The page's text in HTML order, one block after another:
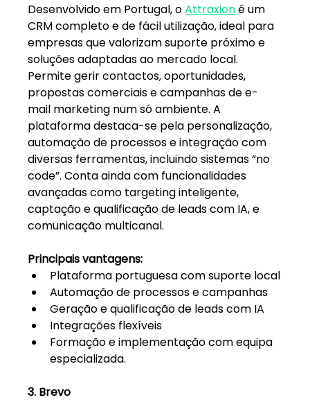
Desenvolvido em Portugal, o Attraxion é um
CRM completo e de fácil utilização, ideal para
empresas que valorizam suporte próximo e
soluções adaptadas ao mercado local.
Permite gerir contactos, oportunidades,
propostas comerciais e campanhas de e-
mail marketing num só ambiente. A
plataforma destaca-se pela personalização,
automação de processos e integração com
diversas ferramentas, incluindo sistemas “no
code”. Conta ainda com funcionalidades
avançadas como targeting inteligente,
captação e qualificação de leads com IA, e
comunicação multicanal.
Principais vantagens:
Plataforma portuguesa com suporte local
Automação de processos e campanhas
Geração e qualificação de leads com IA
Integrações flexíveis
Formação e implementação com equipa
especializada.
3. Brevo